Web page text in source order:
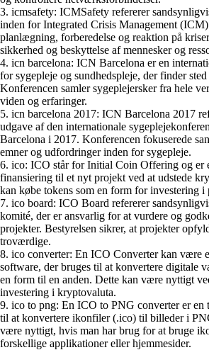
3. icmsafety: ICMSafety refererer
inden for Integrated Crisis Management
planlægning, forberedelse og reaktion på
sikkerhed og beskyttelse af mennesker og
4. icn barcelona: ICN Barcelona er en
for sygepleje og sundhedspleje, der finder
Konferencen samler sygeplejersker fra hele
viden og erfaringer.
5. icn barcelona 2017: ICN Barcelona 2017
udgave af den internationale
Barcelona i 2017. Konferencen fokuserede
emner og udfordringer inden for sygepleje.
6. ico: ICO står for Initial Coin Offering og er
finansiering til et nyt projekt ved at udstede
kan købe tokens som en form for investering i
7. ico board: ICO Board refererer
komité, der er ansvarlig for at vurdere og
projekter. Bestyrelsen sikrer, at projekter
troværdige.
8. ico converter: En ICO Converter kan være
software, der bruges til at konvertere digitale
en form til en anden. Dette kan være nyttigt
investering i kryptovaluta.
9. ico to png: En ICO to PNG converter er
til at konvertere ikonfiler (.ico) til billeder i
være nyttigt, hvis man har brug for at bruge
forskellige applikationer eller hjemmesider.